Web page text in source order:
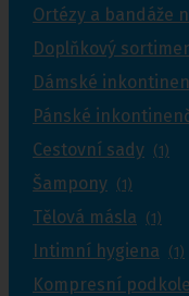
Ortézy a bandáže
Doplňkový
Dámské
Pánské
Cestovní sady (1)
Šampony (1)
Tělová másla (1)
Intimní hygiena (1)
Kompresní